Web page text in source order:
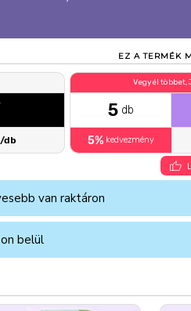
EZ A TERMÉK
db
Vegyél többet,
5db
5% kedvezmény
van raktáron
belül